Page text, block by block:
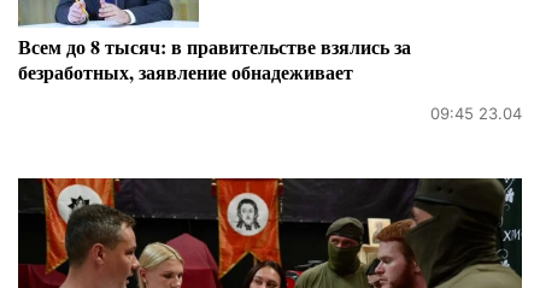
Всем до 8 тысяч: в правительстве взялись за
безработных, заявление обнадеживает
09:45 23.04